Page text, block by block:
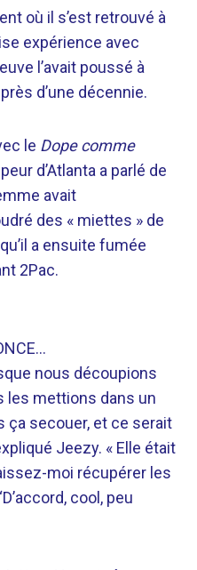
où il s’est retrouvé à
expérience avec
l’avait poussé à
d’une décennie.
le Dope comme
d’Atlanta a parlé de
avait
des « miettes » de
a ensuite fumée
2Pac.
nous découpions
les mettions dans un
ça secouer, et ce serait
Jeezy. « Elle était
moi récupérer les
cool, peu